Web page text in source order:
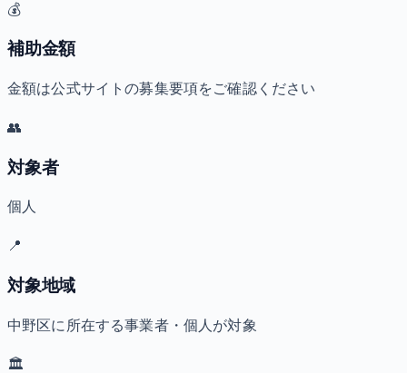
💰
補助金額
金額は公式サイトの募集要項をご確認ください
👥
対象者
個人
📍
対象地域
中野区に所在する事業者・個人が対象
🏛️